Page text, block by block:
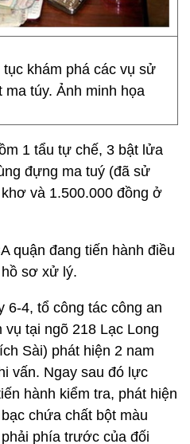
khám phá các vụ sử
ma túy. Ảnh minh họa
1 tẩu tự chế, 3 bật lửa
đựng ma tuý (đã sử
và 1.500.000 đồng ở
quận đang tiến hành điều
sơ xử lý.
6-4, tổ công tác công an
tại ngõ 218 Lạc Long
Sài) phát hiện 2 nam
vấn. Ngay sau đó lực
hành kiểm tra, phát hiện
chứa chất bột màu
phía trước của đối